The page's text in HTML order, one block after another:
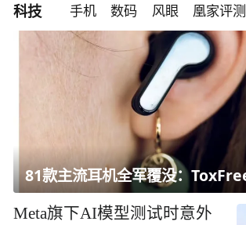
科技 手机 数码 风眼 凰家评测
Meta旗下AI模型测试时意外